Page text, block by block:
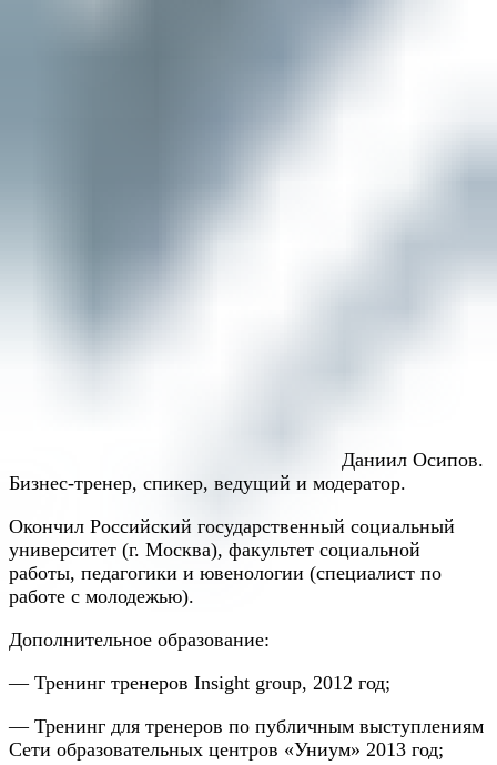
Даниил Осипов.
Бизнес-тренер, спикер, ведущий и модератор.
Окончил Российский государственный социальный
университет (г. Москва), факультет социальной
работы, педагогики и ювенологии (специалист по
работе с молодежью).
Дополнительное образование:
— Тренинг тренеров Insight group, 2012 год;
— Тренинг для тренеров по публичным выступлениям
Сети образовательных центров «Униум» 2013 год;